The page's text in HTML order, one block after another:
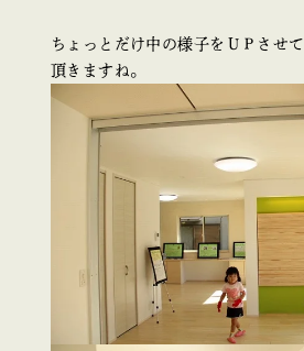
ちょっとだけ中の様子をＵＰさせて
頂きますね。